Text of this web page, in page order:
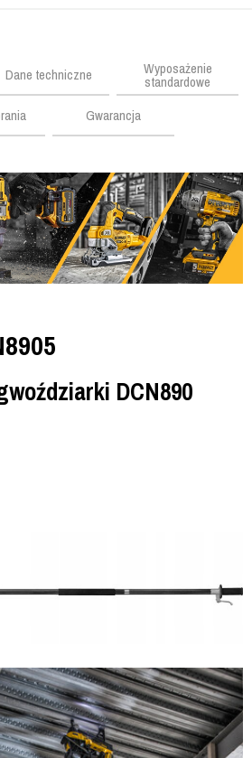
Dane techniczne Wyposażenie
standardowe
Gwarancja
DCN890